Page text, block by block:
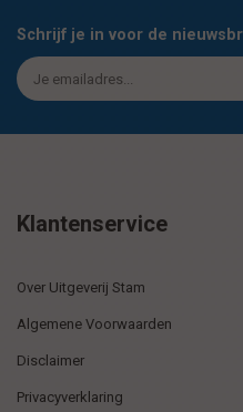
Schrijf je in voor de
Klantenservice
Over Uitgeverij Stam
Algemene Voorwaarden
Disclaimer
Privacyverklaring